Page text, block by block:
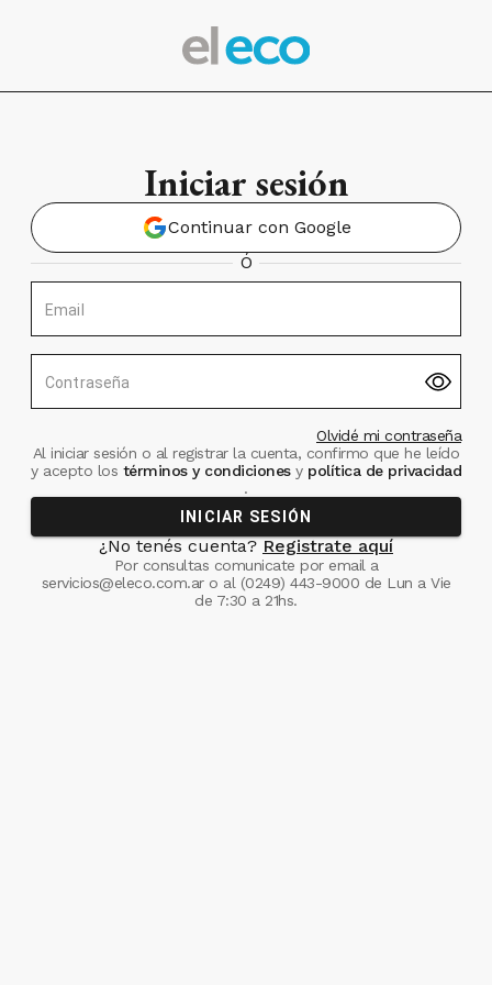
Iniciar sesión
Continuar con Google
Ó
Email
Contraseña
Olvidé mi contraseña
Al iniciar sesión o al registrar la cuenta, confirmo que he leído
y acepto los términos y condiciones ypolítica de privacidad
.
INICIAR SESIÓN
¿No tenés cuenta? Registrate aquí
Por consultas comunicate por email a
servicios@eleco.com.aro al (0249) 443-9000 de Lun a Vie
de 7:30 a 21hs.